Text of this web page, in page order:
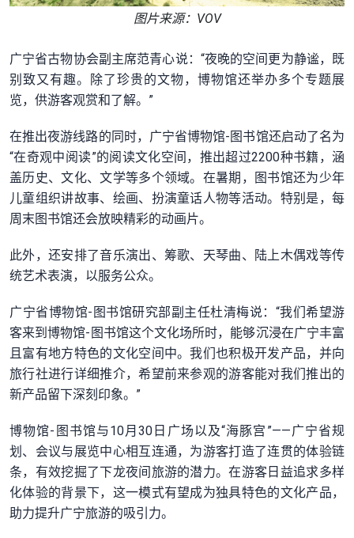
图片来源：VOV
广宁省古物协会副主席范青心说：“夜晚的空间更为静谧，既
别致又有趣。除了珍贵的文物，博物馆还举办多个专题展
览，供游客观赏和了解。”
在推出夜游线路的同时，广宁省博物馆-图书馆还启动了名为
“在奇观中阅读”的阅读文化空间，推出超过2200种书籍，涵
盖历史、文化、文学等多个领域。在暑期，图书馆还为少年
儿童组织讲故事、绘画、扮演童话人物等活动。特别是，每
周末图书馆还会放映精彩的动画片。
此外，还安排了音乐演出、筹歌、天琴曲、陆上木偶戏等传
统艺术表演，以服务公众。
广宁省博物馆-图书馆研究部副主任杜清梅说：“我们希望游
客来到博物馆-图书馆这个文化场所时，能够沉浸在广宁丰富
且富有地方特色的文化空间中。我们也积极开发产品，并向
旅行社进行详细推介，希望前来参观的游客能对我们推出的
新产品留下深刻印象。”
博物馆-图书馆与10月30日广场以及“海豚宫”——广宁省规
划、会议与展览中心相互连通，为游客打造了连贯的体验链
条，有效挖掘了下龙夜间旅游的潜力。在游客日益追求多样
化体验的背景下，这一模式有望成为独具特色的文化产品，
助力提升广宁旅游的吸引力。